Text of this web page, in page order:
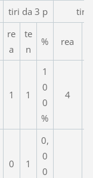
tiri da 3 p tiri
re
a
te
n
% rea
1 1
1
0
0
%
4
0 1
0,
0
0